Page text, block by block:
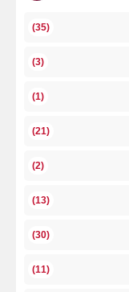
(35)
(3)
(1)
(21)
(2)
(13)
(30)
(11)